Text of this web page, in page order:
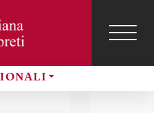
profilo
utente